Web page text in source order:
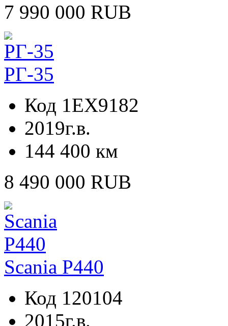
7 990 000 RUB
РГ-35
Код 1EX9182
2019г.в.
144 400 км
8 490 000 RUB
Scania P440
Код 120104
2015г.в.